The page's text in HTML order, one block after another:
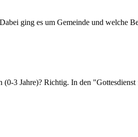
ging es um Gemeinde und welche
3 Jahre)? Richtig. In den